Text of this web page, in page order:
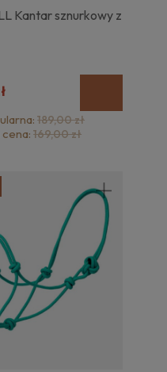
Kantar sznurkowy z
189,00 zł
cena:169,00 zł